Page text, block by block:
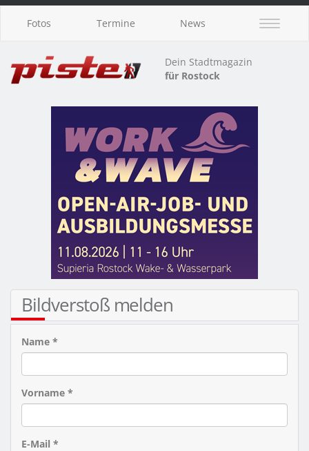
Fotos Termine News
Dein Stadtmagazin
für Rostock
Bildverstoß melden
Name *
Vorname *
E-Mail *